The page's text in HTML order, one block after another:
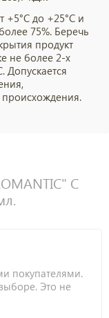
+5°С до +25°С и
75%. Беречь
продукт
не более 2-х
Допускается
С
покупателями.
Это не